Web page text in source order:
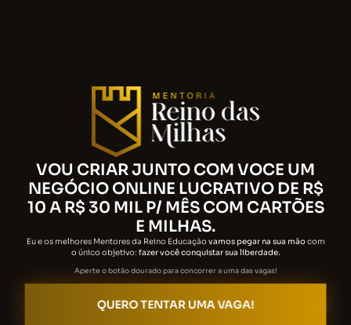
VOU CRIAR JUNTO COM VOCE UM
NEGÓCIO ONLINE LUCRATIVO DE R$
10 A R$ 30 MIL P/ MÊS COM CARTÕES
E MILHAS.
Eu e os melhores Mentores da Reino Educação vamos pegar na sua mãocom
o único objetivo: fazer você conquistar sua liberdade.
Aperte o botão dourado para concorrer a uma das vagas!
QUERO TENTAR UMA VAGA!